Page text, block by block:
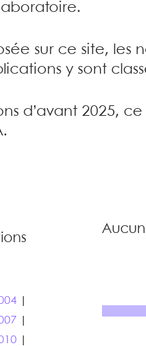
sur ce site, les
y sont
d’avant 2025,